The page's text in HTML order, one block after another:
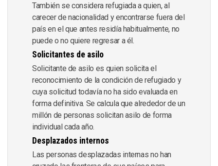
También se considera refugiada a quien, al
carecer de nacionalidad y encontrarse fuera del
país en el que antes residía habitualmente, no
puede o no quiere regresar a él.
Solicitantes de asilo
Solicitante de asilo es quien solicita el
reconocimiento de la condición de refugiado y
cuya solicitud todavía no ha sido evaluada en
forma definitiva. Se calcula que alrededor de un
millón de personas solicitan asilo de forma
individual cada año.
Desplazados internos
Las personas desplazadas internas no han